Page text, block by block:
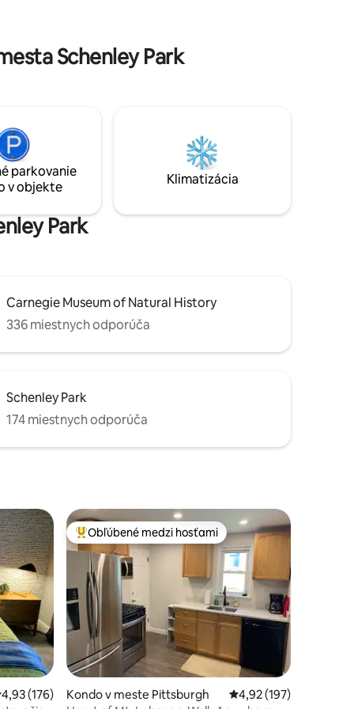
Schenley Park
parkovanie
v objekte
Klimatizácia
Park
Carnegie Museum of Natural History
336 miestnych odporúča
Schenley Park
174 miestnych odporúča
98
ohodnotenie 4,93 z 5, počet hodnotení: 176
4,93 (176)
Najobľúbenejšie medzi hosťami
Obľúbené medzi hosťami
Kondo v meste Pittsburgh Priemerné
4,92 (197)